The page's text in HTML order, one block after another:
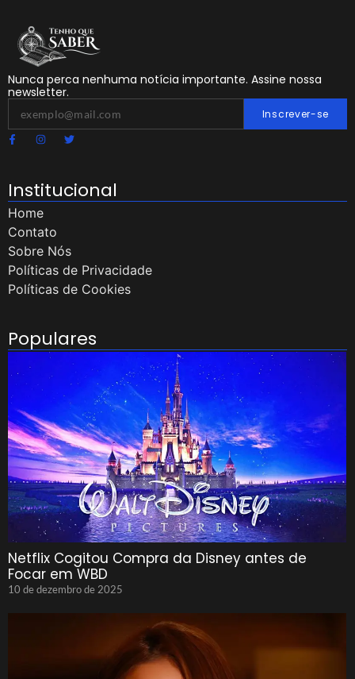
Nunca perca nenhuma notícia importante. Assine nossa
newsletter.
Inscrever-se
Institucional
Home
Contato
Sobre Nós
Políticas de Privacidade
Políticas de Cookies
Populares
Netflix Cogitou Compra da Disney antes de
Focar em WBD
10 de dezembro de 2025